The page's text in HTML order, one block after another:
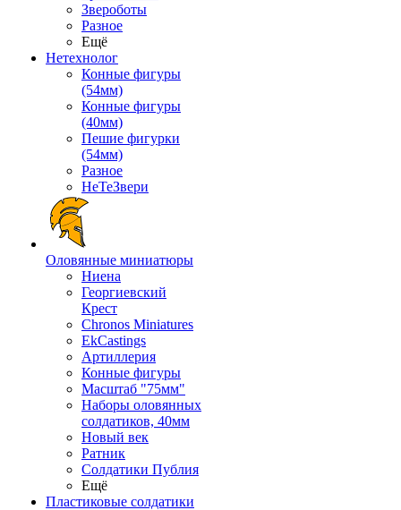
Звероботы
Разное
Ещё
Нетехнолог
Конные фигуры
(54мм)
Конные фигуры
(40мм)
Пешие фигурки
(54мм)
Разное
НеТеЗвери
Оловянные миниатюры
Ниена
Георгиевский
Крест
Chronos Miniatures
EkCastings
Артиллерия
Конные фигуры
Масштаб "75мм"
Наборы оловянных
солдатиков, 40мм
Новый век
Ратник
Солдатики Публия
Ещё
Пластиковые солдатики